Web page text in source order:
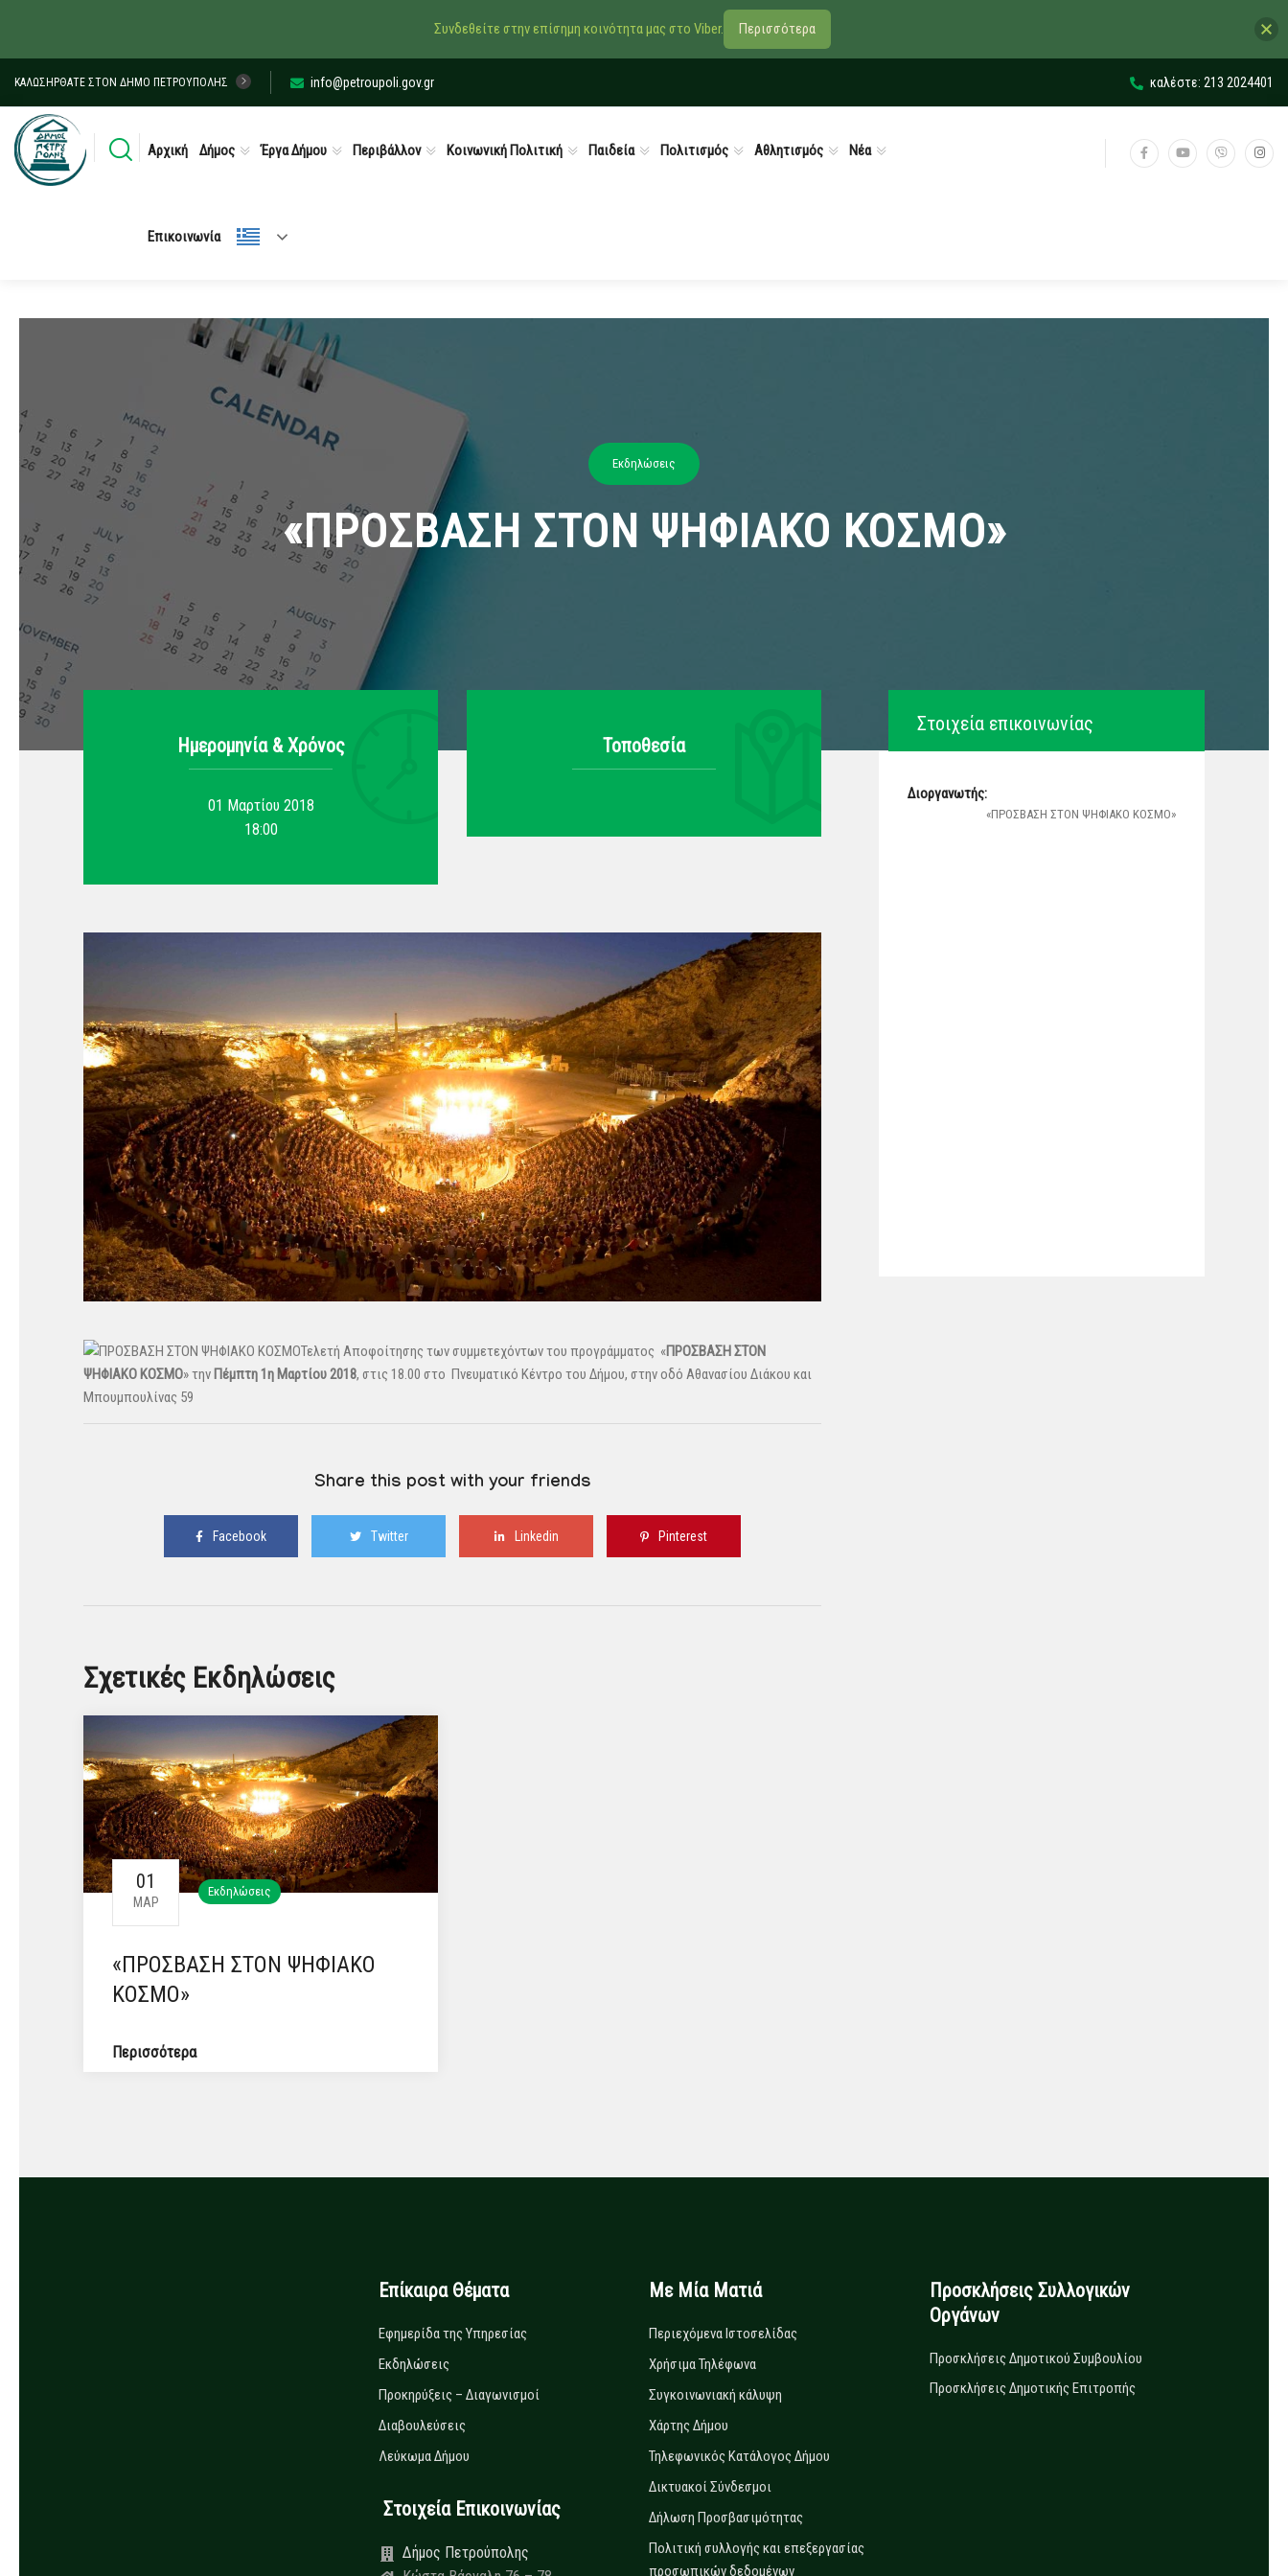
ΚΑΛΩΣΉΡΘΑΤΕ ΣΤΟΝ ΔΉΜΟ ΠΕΤΡΟΎΠΟΛΗΣ info@petroupoli.gov.gr καλέστε: 213 2024401
Αρχική Δήμος Έργα Δήμου Περιβάλλον Κοινωνική Πολιτική Παιδεία Πολιτισμός Αθλητισμός Νέα
Επικοινωνία
Εκδηλώσεις
«ΠΡΟΣΒΑΣΗ ΣΤΟΝ ΨΗΦΙΑΚΟ ΚΟΣΜΟ»
Ημερομηνία & Xρόνος
01 Μαρτίου 2018
18:00
Τοποθεσία
Τελετή Αποφοίτησης των συμμετεχόντων του προγράμματος «ΠΡΟΣΒΑΣΗ ΣΤΟΝ
ΨΗΦΙΑΚΟ ΚΟΣΜΟ» την Πέμπτη 1η Μαρτίου 2018, στις 18.00 στο Πνευματικό Κέντρο του Δήμου, στην οδό Αθανασίου Διάκου και
Μπουμπουλίνας 59
Share this post with your friends
Facebook Twitter Linkedin Pinterest
Σχετικές Εκδηλώσεις
01
ΜΑΡ
Εκδηλώσεις
«ΠΡΟΣΒΑΣΗ ΣΤΟΝ ΨΗΦΙΑΚΟ
ΚΟΣΜΟ»
Περισσότερα
Στοιχεία επικοινωνίας
Διοργανωτής:
«ΠΡΟΣΒΑΣΗ ΣΤΟΝ ΨΗΦΙΑΚΟ ΚΟΣΜΟ»
Επίκαιρα Θέματα
Εφημερίδα της Υπηρεσίας
Εκδηλώσεις
Προκηρύξεις – Διαγωνισμοί
Διαβουλεύσεις
Λεύκωμα Δήμου
Στοιχεία Επικοινωνίας
Δήμος Πετρούπολης
Με Μία Ματιά
Περιεχόμενα Ιστοσελίδας
Χρήσιμα Τηλέφωνα
Συγκοινωνιακή κάλυψη
Χάρτης Δήμου
Τηλεφωνικός Κατάλογος Δήμου
Δικτυακοί Σύνδεσμοι
Δήλωση Προσβασιμότητας
Πολιτική συλλογής και επεξεργασίας
προσωπικών δεδομένων
Προσκλήσεις Συλλογικών
Οργάνων
Προσκλήσεις Δημοτικού Συμβουλίου
Προσκλήσεις Δημοτικής Επιτροπής
Συνδεθείτε στην επίσημη κοινότητα μας στο Viber. Περισσότερα